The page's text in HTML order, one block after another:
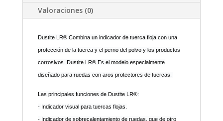
Valoraciones (0)
Dustite LR® Combina un indicador de tuerca floja con una
protección de la tuerca y el perno del polvo y los productos
corrosivos. Dustite LR® Es el modelo especialmente
diseñado para ruedas con aros protectores de tuercas.
Las principales funciones de Dustite LR®:
- Indicador visual para tuercas flojas.
- Indicador de sobrecalentamiento de ruedas, que de otro